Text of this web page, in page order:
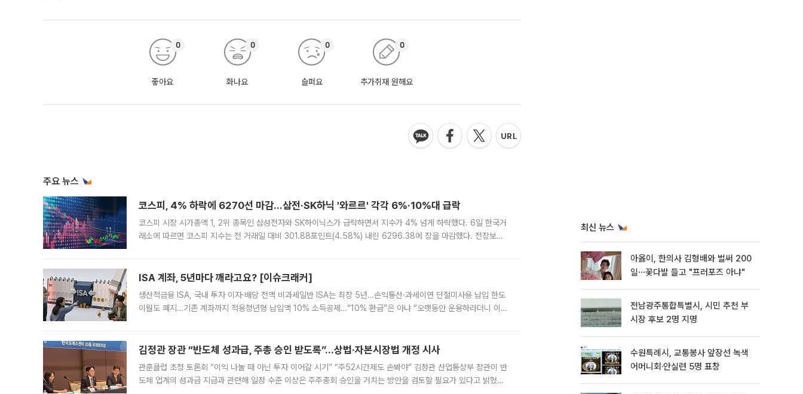
좋아요
0
화나요
0
슬퍼요
0
추가취재 원해요
0
주요 뉴스
코스피, 4% 하락에 6270선 마감…삼전·SK하닉 '와르르' 각각 6%·10%대 급락
코스피 시장 시가총액 1, 2위 종목인 삼성전자와 SK하이닉스가 급락하면서 지수가 4% 넘게 하락했다. 6일 한국거
래소에 따르면 코스피 지수는 전 거래일 대비 301.88포인트(4.58%) 내린 6296.38에 장을 마감했다. 전장보다
ISA 계좌, 5년마다 깨라고요? [이슈크래커]
생산적금융 ISA, 국내 투자 이자·배당 전액 비과세일반 ISA는 최장 5년…손익통산·과세이연 단절미사용 납입 한도
이월도 폐지…기존 계좌까지 적용청년형 납입액 10% 소득공제…“10% 환급”은 아냐 “오랫동안 운용하라더니 이제
김정관 장관 “반도체 성과급, 주총 승인 받도록”…상법·자본시장법 개정 시사
관훈클럽 초청 토론회 “이익 나눌 때 아닌 투자 이어갈 시기” “주52시간제도 손봐야” 김정관 산업통상부 장관이 반
도체 업계의 성과급 지급과 관련해 일정 수준 이상은 주주총회 승인을 거치는 방안을 검토할 필요가 있다고 밝혔다.
최신 뉴스
아옳이, 한의사 김형배와 벌써 200
일⋯꽃다발 들고 "프러포즈 아냐"
전남광주통합특별시, 시민 추천 부
시장 후보 2명 지명
수원특례시, 교통봉사 앞장선 녹색
어머니회·안실련 5명 표창